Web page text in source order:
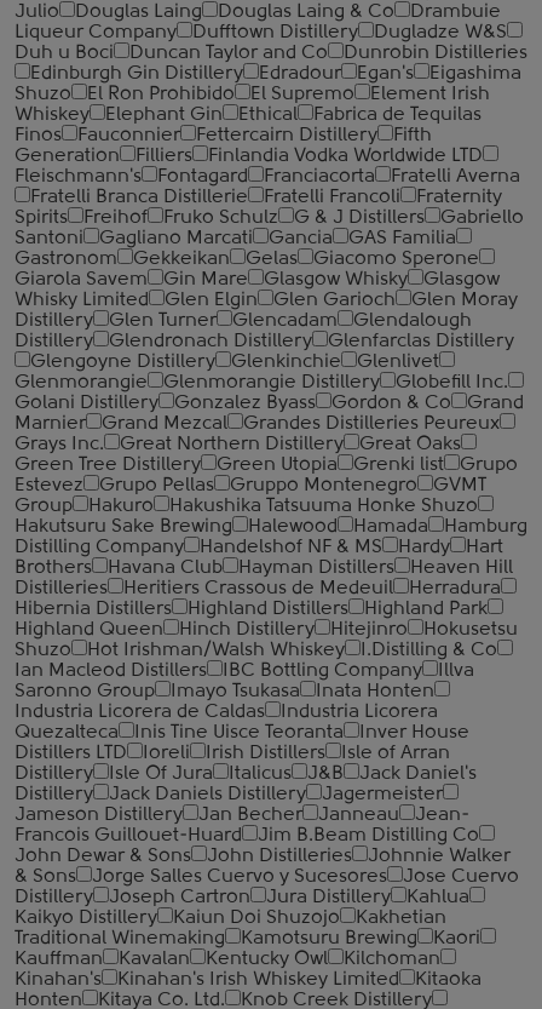
Julio
Douglas Laing Douglas Laing & Co
Drambuie
Liqueur Company
Dufftown Distillery
Dugladze W&S
Duh u Boci
Duncan Taylor and Co
Dunrobin Distilleries
Edinburgh Gin Distillery
Edradour Egan's
Eigashima
Shuzo
El Ron Prohibido El Supremo
Element Irish
Whiskey
Elephant Gin Ethical
Fabrica de Tequilas
Finos
Fauconnier Fettercairn Distillery
Fifth
Generation
Filliers
Finlandia Vodka Worldwide LTD
Fleischmann's
Fontagard Franciacorta
Fratelli Averna
Fratelli Branca Distillerie
Fratelli ‎Francoli
Fraternity
Spirits
Freihof Fruko Schulz G & J Distillers
Gabriello
Santoni
Gagliano Marcati Gancia
GAS Familia
Gastronom
Gekkeikan Gelas
Giacomo Sperone
Giarola Savem
Gin Mare Glasgow Whisky
Glasgow
Whisky Limited
Glen Elgin Glen Garioch
Glen Moray
Distillery
Glen Turner Glencadam
Glendalough
Distillery
Glendronach Distillery
Glenfarclas Distillery
Glengoyne Distillery
Glenkinchie
Glenlivet
Glenmorangie
Glenmorangie Distillery
Globefill Inc.
Golani Distillery
Gonzalez Byass Gordon & Co
Grand
Marnier
Grand Mezcal
Grandes Distilleries Peureux
Grays Inc.
Great Northern Distillery
Great Oaks
Green Tree Distillery
Green Utopia Grenki list
Grupo
Estevez
Grupo Pellas Gruppo Montenegro
GVMT
Group
Hakuro
Hakushika Tatsuuma Honke Shuzo
Hakutsuru Sake Brewing
Halewood Hamada
Hamburg
Distilling Company
Handelshof NF & MS Hardy
Hart
Brothers
Havana Club Hayman Distillers
Heaven Hill
Distilleries
Heritiers Crassous de Medeuil
Herradura
Hibernia Distillers
Highland Distillers
Highland Park
Highland Queen
Hinch Distillery Hitejinro
Hokusetsu
Shuzo
Hot Irishman/Walsh Whiskey
I.Distilling & Co
Ian Macleod Distillers
IBC Bottling Company
Illva
Saronno Group
Imayo Tsukasa
Inata Honten
Industria Licorera de Caldas
Industria Licorera
Quezalteca
Inis Tine Uisce Teoranta
Inver House
Distillers LTD
Ioreli Irish Distillers
Isle of Arran
Distillery
Isle Of Jura Italicus J&B
Jack Daniel's
Distillery
Jack Daniels Distillery
Jagermeister
Jameson Distillery
Jan Becher Janneau
Jean-
Francois Guillouet-Huard
Jim B.Beam Distilling Co
John Dewar & Sons
John Distilleries
Johnnie Walker
& Sons
Jorge Salles Cuervo y Sucesores
Jose Cuervo
Distillery
Joseph Cartron Jura Distillery
Kahlua
Kaikyo Distillery
Kaiun Doi Shuzojo
Kakhetian
Traditional Winemaking
Kamotsuru Brewing
Kaori
Kauffman
Kavalan Kentucky Owl
Kilchoman
Kinahan's
Kinahan's Irish Whiskey Limited
Kitaoka
Honten
Kitaya Co. Ltd.
Knob Creek Distillery